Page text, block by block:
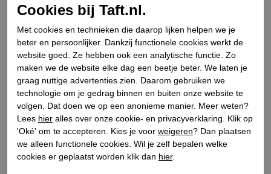
Specificaties
Merk
Raffas
Leveranciercode
2402
Categorie
Slippers
Kleur
Goud
Bestelcode
101000103
Materiaal buitenkant
Synthetisch
Cookies bij Taft.nl.
Met cookies en technieken die daarop lijken helpen we je
beter en persoonlijker. Dankzij functionele cookies werkt de
website goed. Ze hebben ook een analytische functie. Zo
maken we de website elke dag een beetje beter. We laten je
graag nuttige advertenties zien. Daarom gebruiken we
technologie om je gedrag binnen en buiten onze website te
volgen. Dat doen we op een anonieme manier. Meer weten?
Lees hier alles over onze cookie- en privacyverklaring. Klik op
'Oké' om te accepteren. Kies je voor weigeren? Dan plaatsen
we alleen functionele cookies. Wil je zelf bepalen welke
cookies er geplaatst worden klik dan hier.